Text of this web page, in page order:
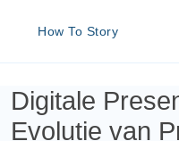
How To Story
Digitale
Evolutie van